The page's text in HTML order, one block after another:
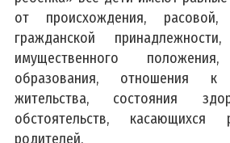
от происхождения,
гражданской
имущественного
образования, отношения к
жительства, состояния
обстоятельств,
родителей.